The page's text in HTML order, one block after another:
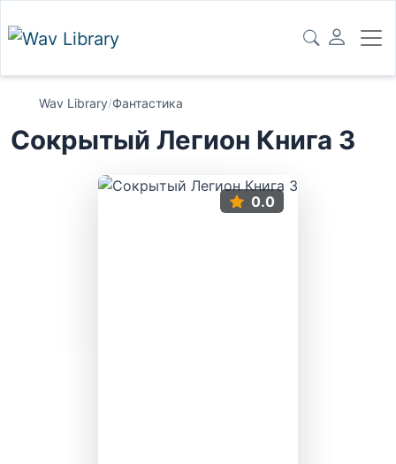
Wav Library/Фантастика
Сокрытый Легион Книга 3
0.0